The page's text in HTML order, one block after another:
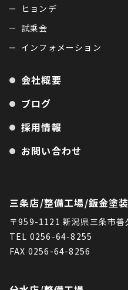
ヒョンデ
試乗会
インフォメーション
会社概要
ブログ
採用情報
お問い合わせ
三条店/整備工場/鈑金塗
〒959-1121 新潟県三条市
TEL 0256-64-8255
FAX 0256-64-8256